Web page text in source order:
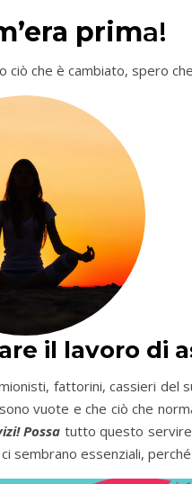
prima!
che è cambiato, spero
il lavoro di
fattorini, cassieri del
vuote e che ciò che
Possa tutto questo servire
sembrano essenziali,